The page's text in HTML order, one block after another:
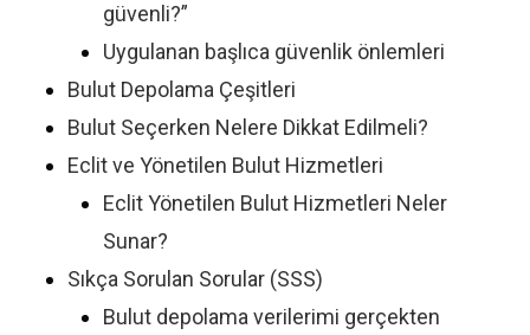
güvenli?”
Uygulanan başlıca güvenlik önlemleri
Bulut Depolama Çeşitleri
Bulut Seçerken Nelere Dikkat Edilmeli?
Eclit ve Yönetilen Bulut Hizmetleri
Eclit Yönetilen Bulut Hizmetleri Neler
Sunar?
Sıkça Sorulan Sorular (SSS)
Bulut depolama verilerimi gerçekten